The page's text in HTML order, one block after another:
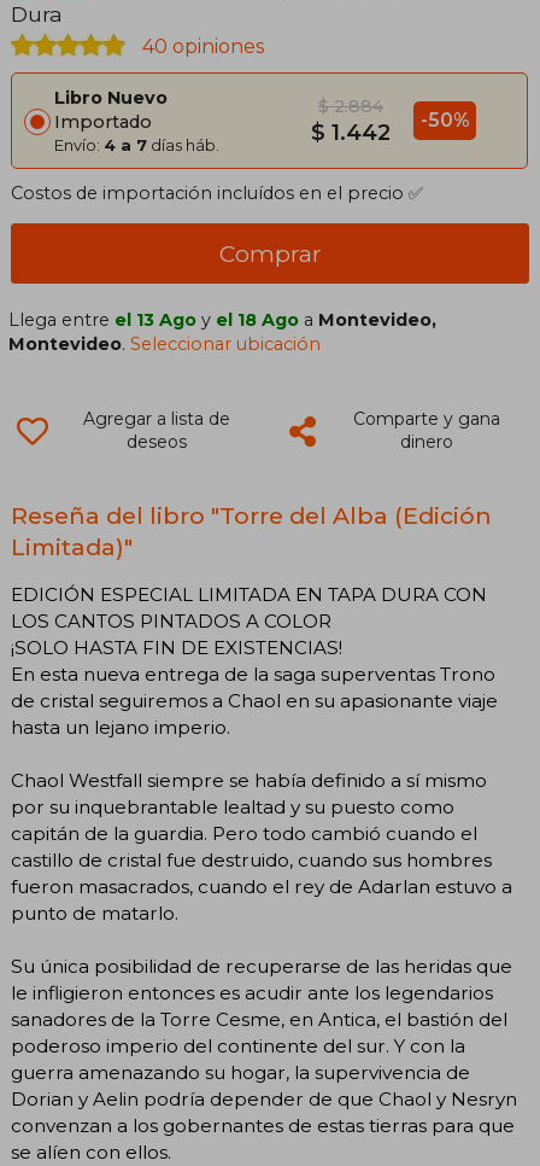
Dura
40 opiniones
Libro Nuevo
Importado
Envío: 4 a 7 días háb.
$ 2.884
$ 1.442 -50%
Costos de importación incluídos en el precio ✅
Comprar
Llega entre el 13 Ago y el 18 Ago a Montevideo,
Montevideo.Seleccionar ubicación
Agregar a lista de
deseos
Comparte y gana
dinero
Reseña del libro "Torre del Alba (Edición
Limitada)"
EDICIÓN ESPECIAL LIMITADA EN TAPA DURA CON
LOS CANTOS PINTADOS A COLOR
¡SOLO HASTA FIN DE EXISTENCIAS!
En esta nueva entrega de la saga superventas Trono
de cristal seguiremos a Chaol en su apasionante viaje
hasta un lejano imperio.
Chaol Westfall siempre se había definido a sí mismo
por su inquebrantable lealtad y su puesto como
capitán de la guardia. Pero todo cambió cuando el
castillo de cristal fue destruido, cuando sus hombres
fueron masacrados, cuando el rey de Adarlan estuvo a
punto de matarlo.
Su única posibilidad de recuperarse de las heridas que
le infligieron entonces es acudir ante los legendarios
sanadores de la Torre Cesme, en Antica, el bastión del
poderoso imperio del continente del sur. Y con la
guerra amenazando su hogar, la supervivencia de
Dorian y Aelin podría depender de que Chaol y Nesryn
convenzan a los gobernantes de estas tierras para que
se alíen con ellos.